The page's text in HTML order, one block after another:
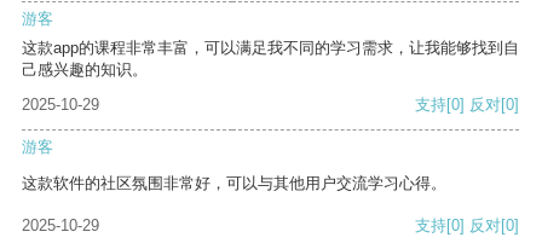
游客
这款app的课程非常丰富，可以满足我不同的学习需求，让我能够找到自
己感兴趣的知识。
2025-10-29
支持[0] 反对[0]
游客
这款软件的社区氛围非常好，可以与其他用户交流学习心得。
2025-10-29 支持[0] 反对[0]